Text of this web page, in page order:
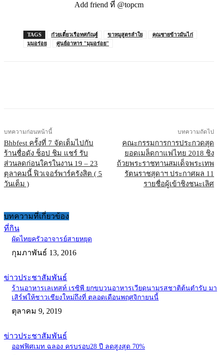
Add friend ที่ @topcm
TAGS ก๋วยเตี๋ยวเรือทศกัณฐ์ ขาหมูสูตรลำใย
คุณชายข้าวมันไก่
มุมอร่อย
ศูนย์อาหาร "มุมอร่อย"
บทความก่อนหน้านี้
Bhbfest ครั้งที่ 7 จัดเต็มไปกับ
ร้านชื่อดัง ช็อป ชิม แชร์ รับ
ส่วนลดก่อนใครในงาน 19 – 23
ตุลาคมนี้ ฟิวเจอร์พาร์ครังสิต ( 5
วันเต็ม )
บทความถัดไป
คณะกรรมการการประกวดสุด
ยอดเมล็ดกาแฟไทย 2018 ชิง
ถ้วยพระราชทานสมเด็จพระเทพ
รัตนราชสุดาฯ ประกาศผล 11
รายชื่อผู้เข้าชิงชนะเลิศ
บทความที่เกี่ยวข้อง
ที่กิน
ผัดไทยครัวอาจารย์สายหยุด
กุมภาพันธ์ 13, 2016
ข่าวประชาสัมพันธ์
ร้านอาหารเลเทสท์ เรซิพี ยกขบวนอาหารเวียดนามรสชาติต้นตำรับ มา
เสิร์ฟให้ชาวเชียงใหม่ถึงที่ ตลอดเดือนพฤศจิกายนนี้
ตุลาคม 9, 2019
ข่าวประชาสัมพันธ์
ออฟฟิศเมท ฉลอง ครบรอบ28 ปี ลดสูงสุด 70%